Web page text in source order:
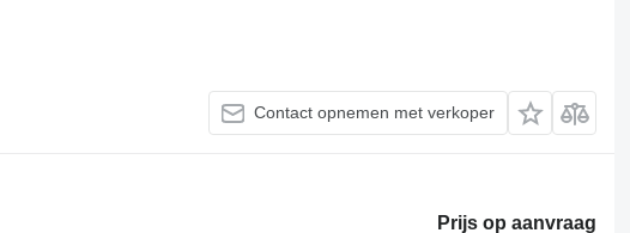
Contact opnemen met verkoper
Prijs op aanvraag